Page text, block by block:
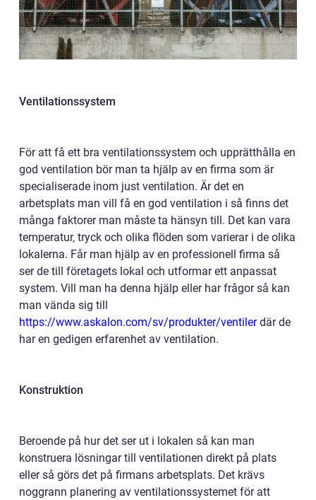
Ventilationssystem
För att få ett bra ventilationssystem och upprätthålla en
god ventilation bör man ta hjälp av en firma som är
specialiserade inom just ventilation. Är det en
arbetsplats man vill få en god ventilation i så finns det
många faktorer man måste ta hänsyn till. Det kan vara
temperatur, tryck och olika flöden som varierar i de olika
lokalerna. Får man hjälp av en professionell firma så
ser de till företagets lokal och utformar ett anpassat
system. Vill man ha denna hjälp eller har frågor så kan
man vända sig till
https://www.askalon.com/sv/produkter/ventiler där de
har en gedigen erfarenhet av ventilation.
Konstruktion
Beroende på hur det ser ut i lokalen så kan man
konstruera lösningar till ventilationen direkt på plats
eller så görs det på firmans arbetsplats. Det krävs
noggrann planering av ventilationssystemet för att